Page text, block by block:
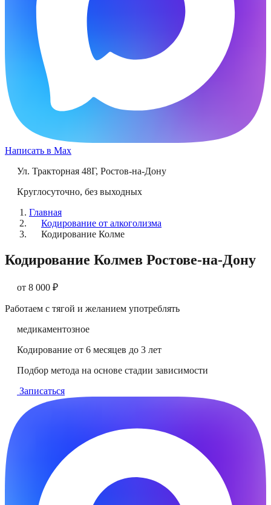
Написать в Max
Ул. Тракторная 48Г, Ростов-на-Дону
Круглосуточно, без выходных
Главная
Кодирование от алкоголизма
Кодирование Колме
Кодирование Колмев Ростове-на-Дону
от 8 000 ₽
Работаем с тягой и желанием употреблять
медикаментозное
Кодирование от 6 месяцев до 3 лет
Подбор метода на основе стадии зависимости
Записаться